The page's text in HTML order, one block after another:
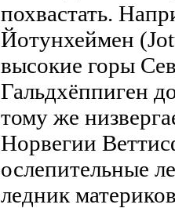
похвастать.
Йотунхеймен
высокие горы
Гальдхёппиген
тому же
Норвегии
ослепительные
ледник